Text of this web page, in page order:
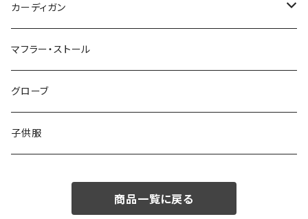
50/XL～
48/L
50/XL～
46/M
48/L
50/XL～
～44/S
46/M
48/L
50/XL～
カーディガン
～44/S
46/M
48/L
マフラー・ストール
グローブ
子供服
商品一覧に戻る